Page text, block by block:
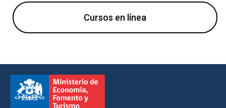
Cursos en línea